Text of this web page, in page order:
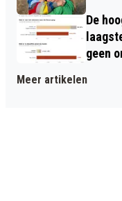
De
geen
Meer artikelen